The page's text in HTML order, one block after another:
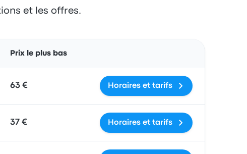
et les offres.
Prix le plus bas
63 € Horaires et tarifs
37 € Horaires et tarifs